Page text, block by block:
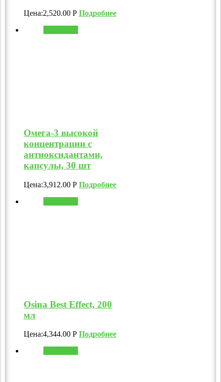
Цена:2,520.00 Р Подробнее
Омега-3 высокой
концентрации с
антиоксидантами,
капсулы, 30 шт
Цена:3,912.00 Р Подробнее
Osina Best Effect, 200
мл
Цена:4,344.00 Р Подробнее